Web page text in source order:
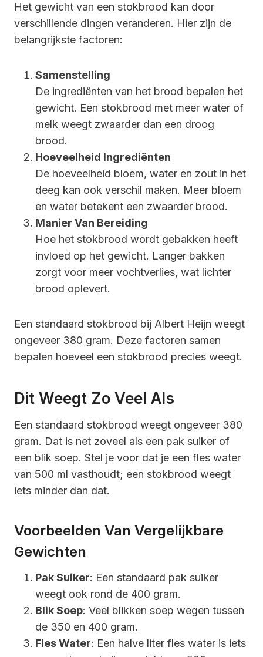
Het gewicht van een stokbrood kan door
verschillende dingen veranderen. Hier zijn de
belangrijkste factoren:
Samenstelling
De ingrediënten van het brood bepalen het
gewicht. Een stokbrood met meer water of
melk weegt zwaarder dan een droog
brood.
Hoeveelheid Ingrediënten
De hoeveelheid bloem, water en zout in het
deeg kan ook verschil maken. Meer bloem
en water betekent een zwaarder brood.
Manier Van Bereiding
Hoe het stokbrood wordt gebakken heeft
invloed op het gewicht. Langer bakken
zorgt voor meer vochtverlies, wat lichter
brood oplevert.
Een standaard stokbrood bij Albert Heijn weegt
ongeveer 380 gram. Deze factoren samen
bepalen hoeveel een stokbrood precies weegt.
Dit Weegt Zo Veel Als
Een standaard stokbrood weegt ongeveer 380
gram. Dat is net zoveel als een pak suiker of
een blik soep. Stel je voor dat je een fles water
van 500 ml vasthoudt; een stokbrood weegt
iets minder dan dat.
Voorbeelden Van Vergelijkbare
Gewichten
Pak Suiker: Een standaard pak suiker
weegt ook rond de 400 gram.
Blik Soep: Veel blikken soep wegen tussen
de 350 en 400 gram.
Fles Water: Een halve liter fles water is iets